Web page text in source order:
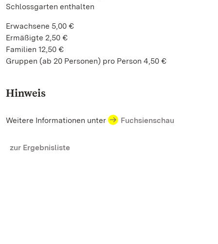
Schlossgarten enthalten
Erwachsene 5,00 €
Ermäßigte 2,50 €
Familien 12,50 €
Gruppen (ab 20 Personen) pro Person 4,50 €
Hinweis
Weitere Informationen unter Fuchsienschau
zur Ergebnisliste